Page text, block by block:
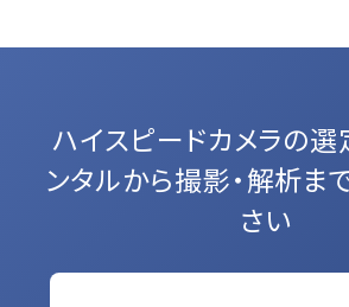
ハイスピードカメラの選
ンタルから撮影・解析ま
さい